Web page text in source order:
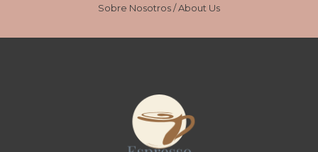
Sobre Nosotros / About Us